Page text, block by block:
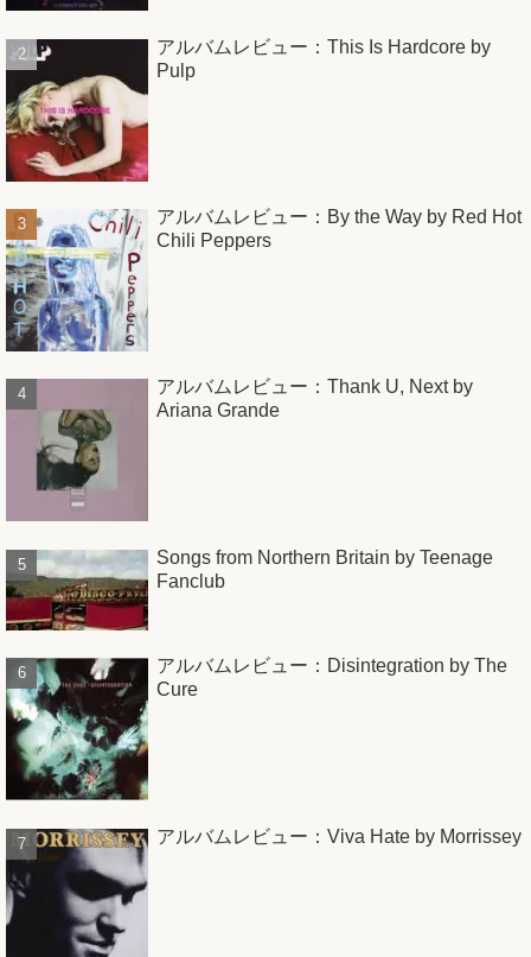
アルバムレビュー：This Is Hardcore by
Pulp
アルバムレビュー：By the Way by Red Hot
Chili Peppers
アルバムレビュー：Thank U, Next by
Ariana Grande
Songs from Northern Britain by Teenage
Fanclub
アルバムレビュー：Disintegration by The
Cure
アルバムレビュー：Viva Hate by Morrissey